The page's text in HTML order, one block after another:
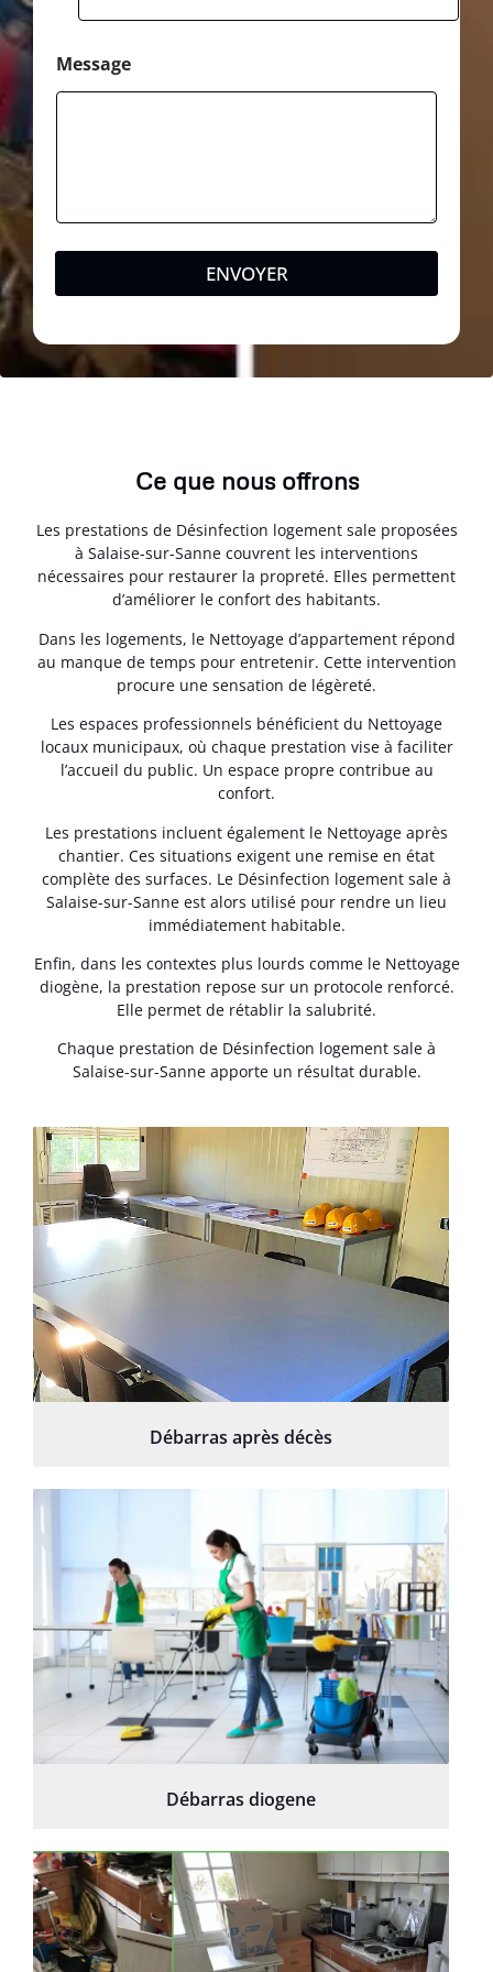
Message
ENVOYER
Ce que nous offrons
Les prestations de Désinfection logement sale proposées
à Salaise-sur-Sanne couvrent les interventions
nécessaires pour restaurer la propreté. Elles permettent
d’améliorer le confort des habitants.
Dans les logements, le Nettoyage d’appartement répond
au manque de temps pour entretenir. Cette intervention
procure une sensation de légèreté.
Les espaces professionnels bénéficient du Nettoyage
locaux municipaux, où chaque prestation vise à faciliter
l’accueil du public. Un espace propre contribue au
confort.
Les prestations incluent également le Nettoyage après
chantier. Ces situations exigent une remise en état
complète des surfaces. Le Désinfection logement sale à
Salaise-sur-Sanne est alors utilisé pour rendre un lieu
immédiatement habitable.
Enfin, dans les contextes plus lourds comme le Nettoyage
diogène, la prestation repose sur un protocole renforcé.
Elle permet de rétablir la salubrité.
Chaque prestation de Désinfection logement sale à
Salaise-sur-Sanne apporte un résultat durable.
Débarras après décès
Débarras diogene